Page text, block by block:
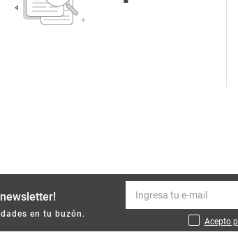
en tu buzón.
Acepto
Mantequilla